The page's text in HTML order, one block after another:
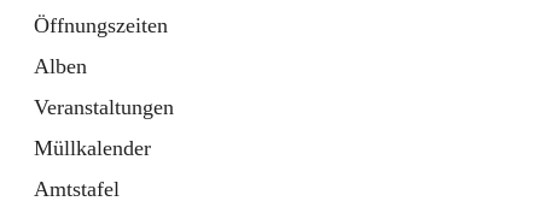
Öffnungszeiten
Alben
Veranstaltungen
Müllkalender
Amtstafel
Tab
Kindergarten
öffnet
in
neuem
Tab